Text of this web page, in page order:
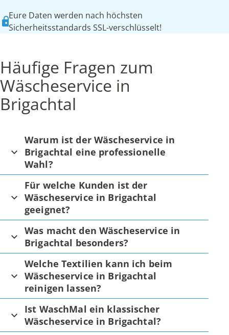
Eure Daten werden nach höchsten
Sicherheitsstandards SSL-verschlüsselt!
Häufige Fragen zum
Wäscheservice in
Brigachtal
Warum ist der Wäscheservice in
Brigachtal eine professionelle
Wahl?
Für welche Kunden ist der
Wäscheservice in Brigachtal
geeignet?
Was macht den Wäscheservice in
Brigachtal besonders?
Welche Textilien kann ich beim
Wäscheservice in Brigachtal
reinigen lassen?
Ist WaschMal ein klassischer
Wäscheservice in Brigachtal?